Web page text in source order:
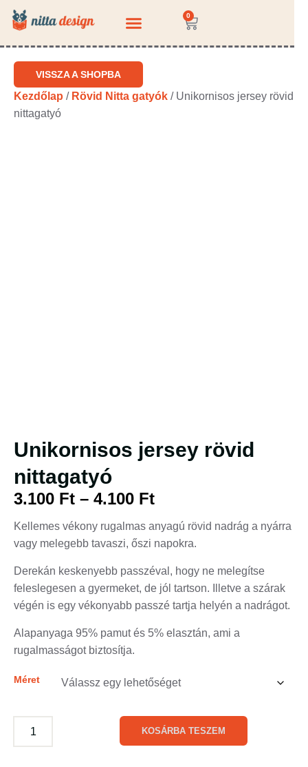
0
VISSZA A SHOPBA
Kezdőlap / Rövid Nitta gatyók / Unikornisos jersey rövid
nittagatyó
Unikornisos jersey rövid
nittagatyó
3.100 Ft – 4.100 Ft
Kellemes vékony rugalmas anyagú rövid nadrág a nyárra
vagy melegebb tavaszi, őszi napokra.
Derekán keskenyebb passzéval, hogy ne melegítse
feleslegesen a gyermeket, de jól tartson. Illetve a szárak
végén is egy vékonyabb passzé tartja helyén a nadrágot.
Alapanyaga 95% pamut és 5% elasztán, ami a
rugalmasságot biztosítja.
Méret
KOSÁRBA TESZEM